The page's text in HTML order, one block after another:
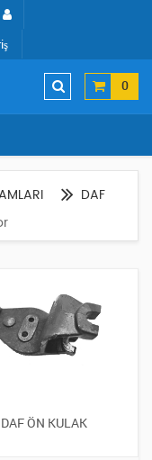
0
DAF
DAF ÖN KULAK